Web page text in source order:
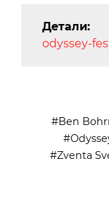
Детали:
odyssey-
Ben
Zventa